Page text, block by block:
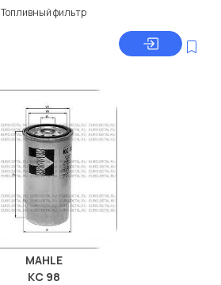
Топливный фильтр
MAHLE
KC 98